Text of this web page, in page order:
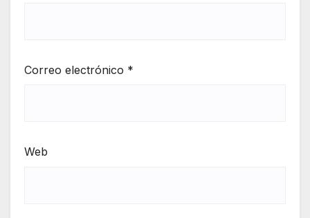
Correo electrónico *
Web